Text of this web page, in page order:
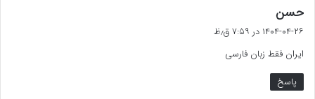
حسن
ف
:
۱۴۰۴-۰۴-۲۶ در ۷:۵۹ ق٫ظ
ایران فقط زبان فارسی
پاسخ